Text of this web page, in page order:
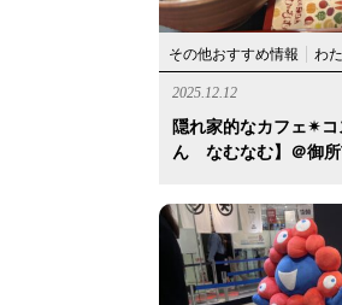
その他おすすめ情報 わ
2025.12.12
隠れ家的なカフェ✴︎
ん なむなむ】＠御